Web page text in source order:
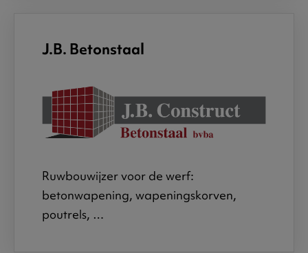
J.B. Betonstaal
Ruwbouwijzer voor de werf:
betonwapening, wapeningskorven,
poutrels, …